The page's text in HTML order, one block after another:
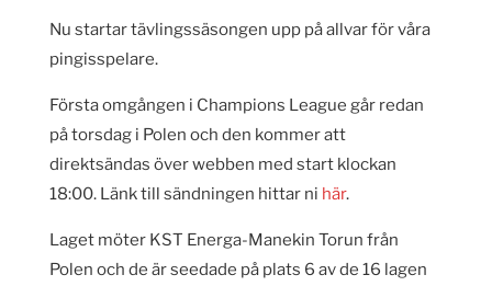
Nu startar tävlingssäsongen upp på allvar för våra
pingisspelare.
Första omgången i Champions League går redan
på torsdag i Polen och den kommer att
direktsändas över webben med start klockan
18:00. Länk till sändningen hittar ni här.
Laget möter KST Energa-Manekin Torun från
Polen och de är seedade på plats 6 av de 16 lagen